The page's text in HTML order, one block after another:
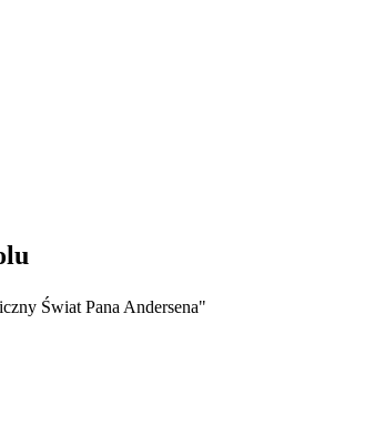
Świat Pana Andersena"